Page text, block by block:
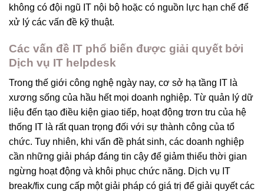
không có đội ngũ IT nội bộ hoặc có nguồn lực hạn chế để
xử lý các vấn đề kỹ thuật.
Các vấn đề IT phổ biến được giải quyết bởi
Dịch vụ IT helpdesk
Trong thế giới công nghệ ngày nay, cơ sở hạ tầng IT là
xương sống của hầu hết mọi doanh nghiệp. Từ quản lý dữ
liệu đến tạo điều kiện giao tiếp, hoạt động trơn tru của hệ
thống IT là rất quan trọng đối với sự thành công của tổ
chức. Tuy nhiên, khi vấn đề phát sinh, các doanh nghiệp
cần những giải pháp đáng tin cậy để giảm thiểu thời gian
ngừng hoạt động và khôi phục chức năng. Dịch vụ IT
break/fix cung cấp một giải pháp có giá trị để giải quyết các